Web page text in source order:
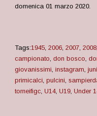
domenica 01 marzo 2020.
Tags:1945, 2006, 2007, 2008,
campionato, don bosco,
giovanissimi, instagram,
primicalci, pulcini,
torneifigc, U14, U19, Under